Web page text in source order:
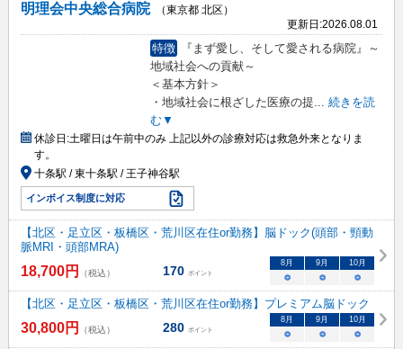
明理会中央総合病院
（東京都 北区）
更新日:2026.08.01
特徴
『まず愛し、そして愛される病院』～
地域社会への貢献～
＜基本方針＞
・地域社会に根ざした医療の提... 続きを読
む▼
休診日:土曜日は午前中のみ 上記以外の診療対応は救急外来となりま
す。
十条駅 / 東十条駅 / 王子神谷駅
インボイス制度に対応
【北区・足立区・板橋区・荒川区在住or勤務】脳ドック(頭部・頸動
脈MRI・頭部MRA)
18,700円 （税込） 170 ポイント
8月 9月 10月
○ ○ ○
【北区・足立区・板橋区・荒川区在住or勤務】プレミアム脳ドック
30,800円 （税込） 280 ポイント
8月 9月 10月
○ ○ ○